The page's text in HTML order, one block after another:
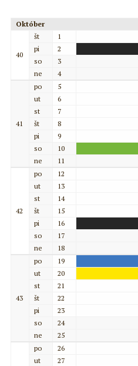
Október
40
št
1
pi
2
so
3
ne
4
41
po
5
ut
6
st
7
št
8
pi
9
so
10
ne
11
42
po
12
ut
13
st
14
št
15
pi
16
so
17
ne
18
43
po
19
ut
20
st
21
št
22
pi
23
so
24
ne
25
po
26
ut
27